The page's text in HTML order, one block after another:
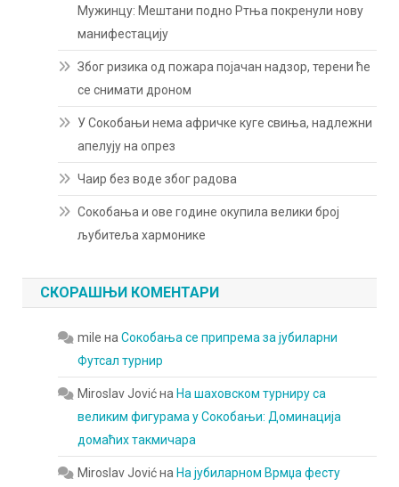
Мужинцу: Мештани подно Ртња покренули нову
манифестацију
Због ризика од пожара појачан надзор, терени ће
се снимати дроном
У Сокобањи нема афричке куге свиња, надлежни
апелују на опрез
Чаир без воде због радова
Сокобања и ове године окупила велики број
љубитеља хармонике
СКОРАШЊИ КОМЕНТАРИ
mile наСокобања се припрема за јубиларни
Футсал турнир
Miroslav Jovićна На шаховском турниру са
великим фигурама у Сокобањи: Доминација
домаћих такмичара
Miroslav Jovićна На јубиларном Врмџа фесту